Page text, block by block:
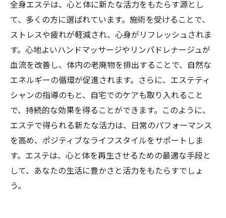
全身エステは、心と体に新たな活力をもたらす源とし
て、多くの方に選ばれています。施術を受けることで、
ストレスや疲れが軽減され、心身がリフレッシュされま
す。心地よいハンドマッサージやリンパドレナージュが
血流を改善し、体内の老廃物を排出することで、自然な
エネルギーの循環が促進されます。さらに、エステティ
シャンの指導のもと、自宅でのケアも取り入れること
で、持続的な効果を得ることができます。このように、
エステで得られる新たな活力は、日常のパフォーマンス
を高め、ポジティブなライフスタイルをサポートしま
す。エステは、心と体を再生させるための最適な手段と
して、あなたの生活に豊かさと活力をもたらすでしょ
う。